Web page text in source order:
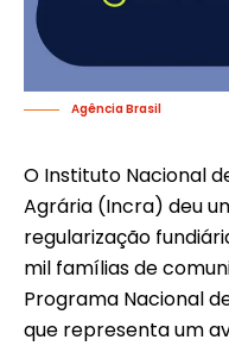
Agência Brasil
O Instituto Nacional
Agrária (Incra) deu
regularização
mil famílias de
Programa Nacional
que representa um